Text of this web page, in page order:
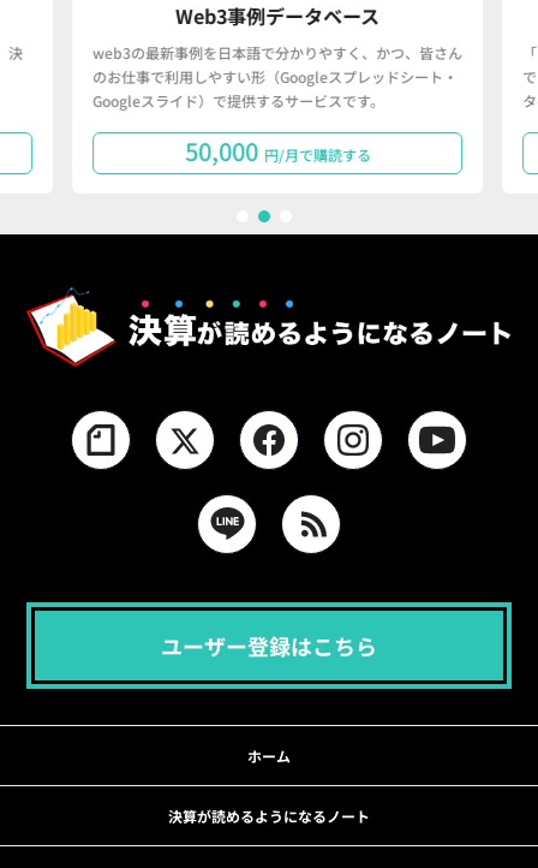
Web3事例データベース
web3の最新事例を日本語で分かりやすく、かつ、皆さん
のお仕事で利用しやすい形（Googleスプレッドシート・
Googleスライド）で提供するサービスです。
50,000 円/月で購読する
ユーザー登録はこちら
ホーム
決算が読めるようになるノート